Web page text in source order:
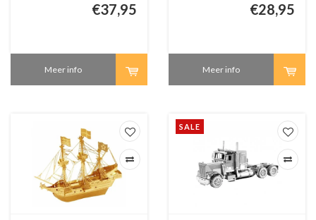
€37,95
Meer info
€28,95
Meer info
SALE